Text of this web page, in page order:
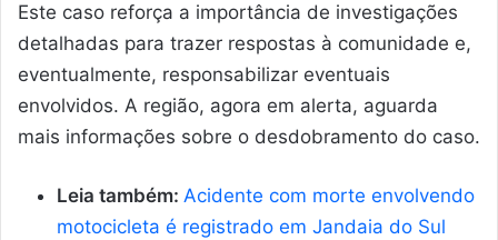
Este caso reforça a importância de investigações
detalhadas para trazer respostas à comunidade e,
eventualmente, responsabilizar eventuais
envolvidos. A região, agora em alerta, aguarda
mais informações sobre o desdobramento do caso.
Leia também: Acidente com morte envolvendo
motocicleta é registrado em Jandaia do Sul